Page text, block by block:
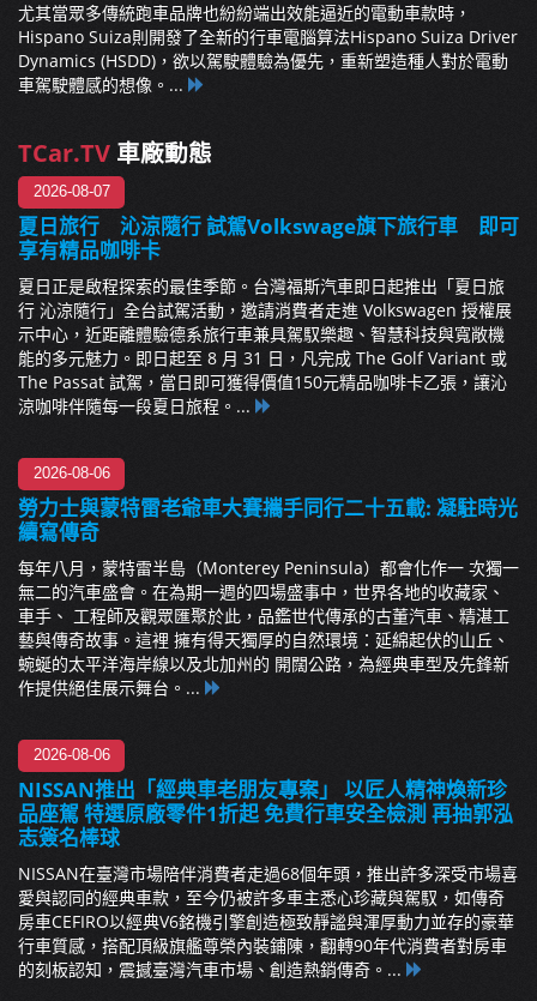
尤其當眾多傳統跑車品牌也紛紛端出效能逼近的電動車款時，
Hispano Suiza則開發了全新的行車電腦算法Hispano Suiza Driver
Dynamics (HSDD)，欲以駕駛體驗為優先，重新塑造種人對於電動
車駕駛體感的想像。...
TCar.TV 車廠動態
2026-08-07
夏日旅行 沁涼隨行 試駕Volkswage旗下旅行車 即可
享有精品咖啡卡
夏日正是啟程探索的最佳季節。台灣福斯汽車即日起推出「夏日旅
行 沁涼隨行」全台試駕活動，邀請消費者走進 Volkswagen 授權展
示中心，近距離體驗德系旅行車兼具駕馭樂趣、智慧科技與寬敞機
能的多元魅力。即日起至 8 月 31 日，凡完成 The Golf Variant 或
The Passat 試駕，當日即可獲得價值150元精品咖啡卡乙張，讓沁
涼咖啡伴隨每一段夏日旅程。...
2026-08-06
勞力士與蒙特雷老爺車大賽攜手同行二十五載: 凝駐時光
續寫傳奇
每年八月，蒙特雷半島（Monterey Peninsula）都會化作一 次獨一
無二的汽車盛會。在為期一週的四場盛事中，世界各地的收藏家、
車手、 工程師及觀眾匯聚於此，品鑑世代傳承的古董汽車、精湛工
藝與傳奇故事。這裡 擁有得天獨厚的自然環境：延綿起伏的山丘、
蜿蜒的太平洋海岸線以及北加州的 開闊公路，為經典車型及先鋒新
作提供絕佳展示舞台。...
2026-08-06
NISSAN推出「經典車老朋友專案」 以匠人精神煥新珍
品座駕 特選原廠零件1折起 免費行車安全檢測 再抽郭泓
志簽名棒球
NISSAN在臺灣市場陪伴消費者走過68個年頭，推出許多深受市場喜
愛與認同的經典車款，至今仍被許多車主悉心珍藏與駕馭，如傳奇
房車CEFIRO以經典V6銘機引擎創造極致靜謐與渾厚動力並存的豪華
行車質感，搭配頂級旗艦尊榮內裝鋪陳，翻轉90年代消費者對房車
的刻板認知，震撼臺灣汽車市場、創造熱銷傳奇。...